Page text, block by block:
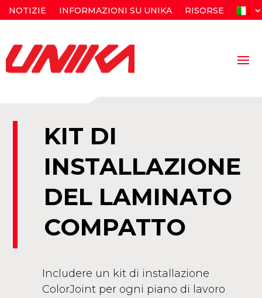
NOTIZIE INFORMAZIONI SU UNIKA RISORSE
KIT DI
INSTALLAZIONE
DEL LAMINATO
COMPATTO
Includere un kit di installazione
ColorJoint per ogni piano di lavoro